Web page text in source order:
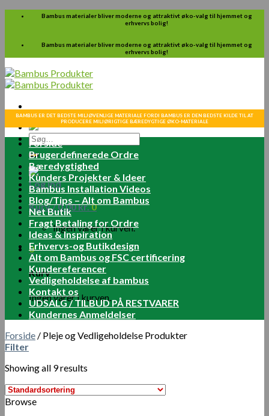
Skip
Bambus materialer bliver moderne og attraktivt øko-valg til hjemmet og
erhvervs bolig!
Bambus materialer bliver moderne og attraktivt øko-valg til hjemmet og
erhvervs bolig!
Søg
efter:
Log ind
Kurv /0.00kr.0
Ingen varer i kurven.
0
Kurv
Ingen varer i kurven.
BAMBUS ER DET BEDSTE MILJØVENLIGE MATERIALE FORDI BAMBUS ER DEN BEDSTE KILDE TIL AT
PRODUCERE MILJØRIGTIGE BÆREDYGTIGE ØKO-MATERIALE
Forside
Brugerdefinerede Ordre
Bæredygtighed
Kunders Projekter & Ideer
Bambus Installation Videos
Blog/Tips – Alt om Bambus
Net Butik
Fragt Betaling for Ordre
Ideas & Inspiration
Erhvervs-og Butikdesign
Alt om Bambus og FSC certificering
Kundereferencer
Vedligeholdelse af bambus
Kontakt os
UDSALG / TILBUD PÅ RESTVARER
Kundernes Anmeldelser
Forside / Pleje og Vedligeholdelse Produkter
Filter
Showing all 9 results
Browse